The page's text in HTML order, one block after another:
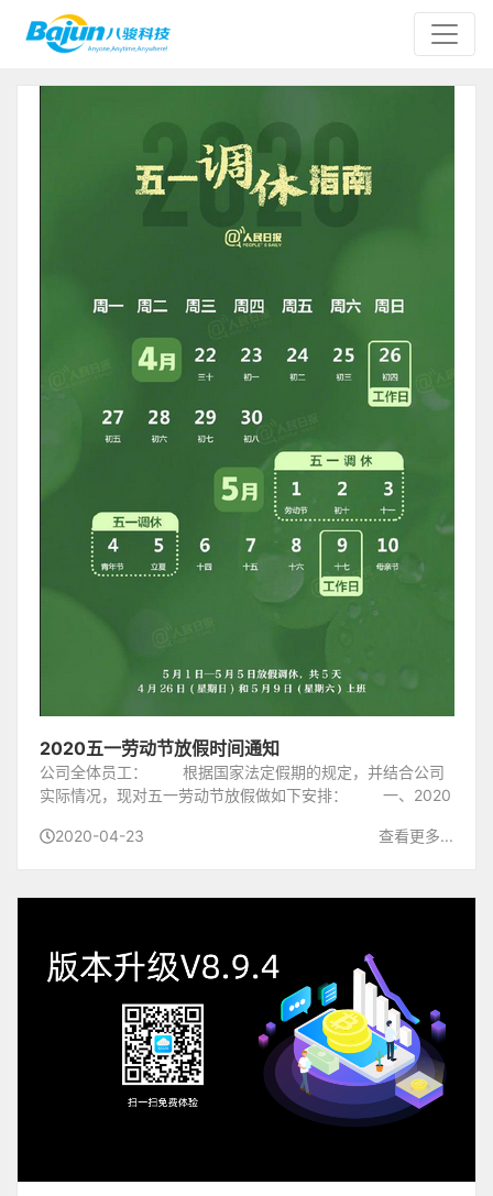
2020五一劳动节放假时间通知
公司全体员工： 根据国家法定假期的规定，并结合公司
实际情况，现对五一劳动节放假做如下安排： 一、2020
期二)放假调休，共5天。4月26日(星期...
查看更多...
2020-04-23